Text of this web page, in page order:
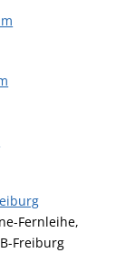
Fernleihe,
Freiburg